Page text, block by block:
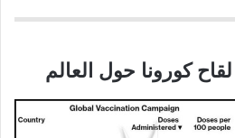
كورونا حول العالم